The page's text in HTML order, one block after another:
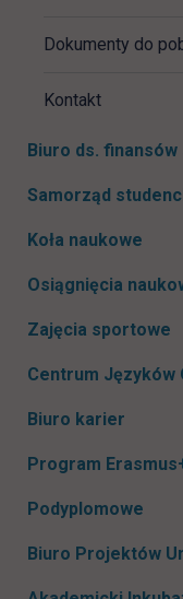
Dokumenty do
Kontakt
Biuro ds.
Samorząd
Koła naukowe
Osiągnięcia
Zajęcia sportowe
Centrum Języków
Biuro karier
Program
Podyplomowe
Biuro Projektów